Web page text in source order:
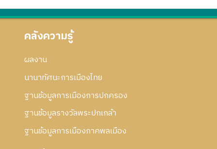
คลังความรู้
ผลงาน
นานาทัศนะการเมืองไทย
ฐานข้อมูลการเมืองการปกครอง
ฐานข้อมูลรางวัลพระปกเกล้า
ฐานข้อมูลการเมืองภาคพลเมือง